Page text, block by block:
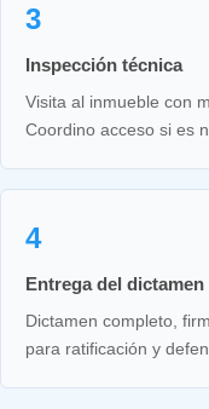
3
Inspección técnica
Visita al inmueble con
Coordino acceso si es
4
Entrega del dictamen
Dictamen completo,
para ratificación y